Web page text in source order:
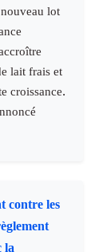
lot
lait frais et
croissance.
contre les